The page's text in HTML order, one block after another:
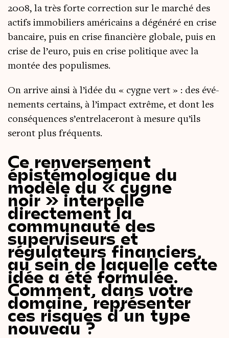
2008, la très forte cor­rec­tion sur le mar­ché des
actifs immo­bi­liers amé­ri­cains a dégé­né­ré en crise
ban­caire, puis en crise finan­cière glo­bale, puis en
crise de l’euro, puis en crise poli­tique avec la
mon­tée des populismes.
On arrive ain­si à l’idée du « cygne vert » : des évé­
ne­ments cer­tains, à l’impact extrême, et dont les
consé­quences s’entrelaceront à mesure qu’ils
seront plus fréquents.
Ce renversement
épistémologique du
modèle du « cygne
noir » interpelle
directement la
communauté des
superviseurs et
régulateurs financiers,
au sein de laquelle cette
idée a été formulée.
Comment, dans votre
domaine, représenter
ces risques d’un type
nouveau ?